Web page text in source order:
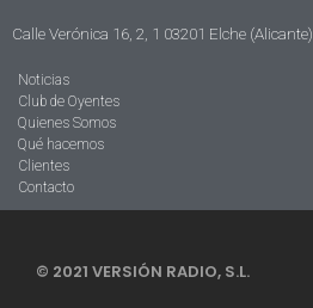
Calle Verónica 16, 2, 1 03201 Elche (Alicante)
Noticias
Club de Oyentes
Quienes Somos
Qué hacemos
Clientes
Contacto
© 2021 VERSIÓN RADIO, S.L.